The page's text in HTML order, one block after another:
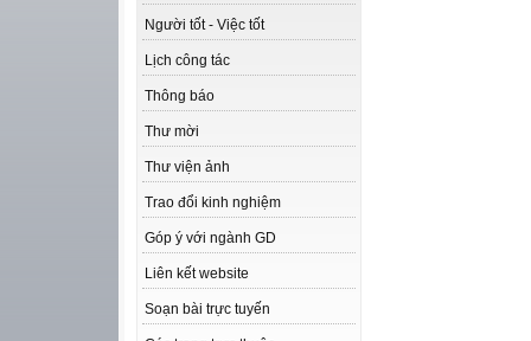
Người tốt - Việc tốt
Lịch công tác
Thông báo
Thư mời
Thư viện ảnh
Trao đổi kinh nghiệm
Góp ý với ngành GD
Liên kết website
Soạn bài trực tuyến